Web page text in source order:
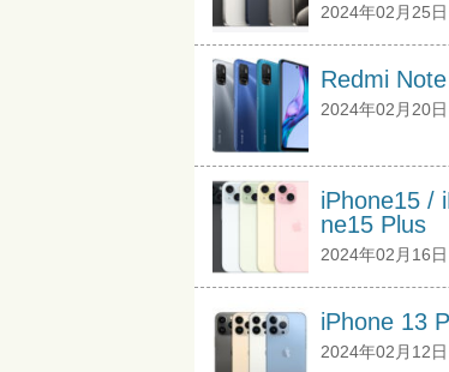
2024年02月25日
Redmi
2024年02月20日
iPhone15 /
ne15 Plus
2024年02月16日
iPhone 13
2024年02月12日